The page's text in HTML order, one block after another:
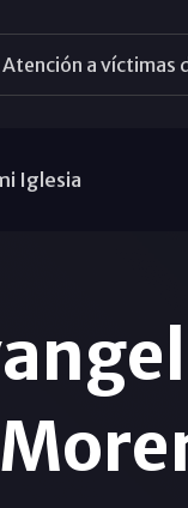
Atención a víctimas
Iglesia